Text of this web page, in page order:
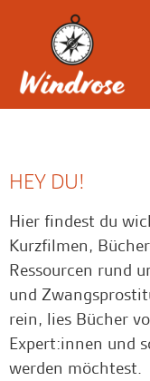
HEY DU!
Hier findest du
Kurzfilmen,
Ressourcen rund
und
rein, lies Bücher
Expert:innen und
werden möchtest.